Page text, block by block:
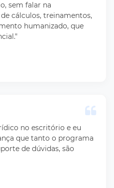
sem falar na
cálculos, treinamentos,
humanizado, que
no escritório e eu
que tanto o programa
de dúvidas, são